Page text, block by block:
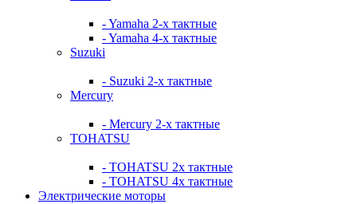
- Yamaha 2-х тактные
- Yamaha 4-х тактные
Suzuki
- Suzuki 2-х тактные
Mercury
- Mercury 2-х тактные
TOHATSU
- TOHATSU 2х тактные
- TOHATSU 4х тактные
Электрические моторы